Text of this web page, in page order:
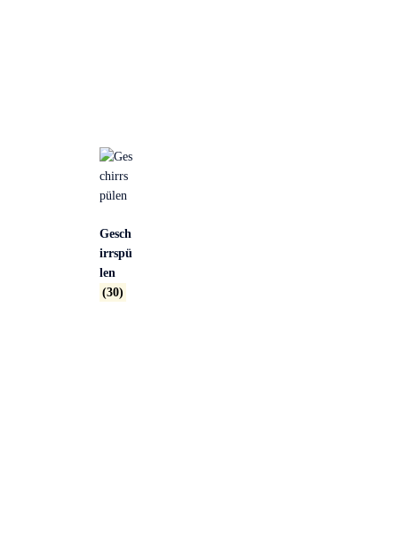
Gesch
irrspü
len
(30)